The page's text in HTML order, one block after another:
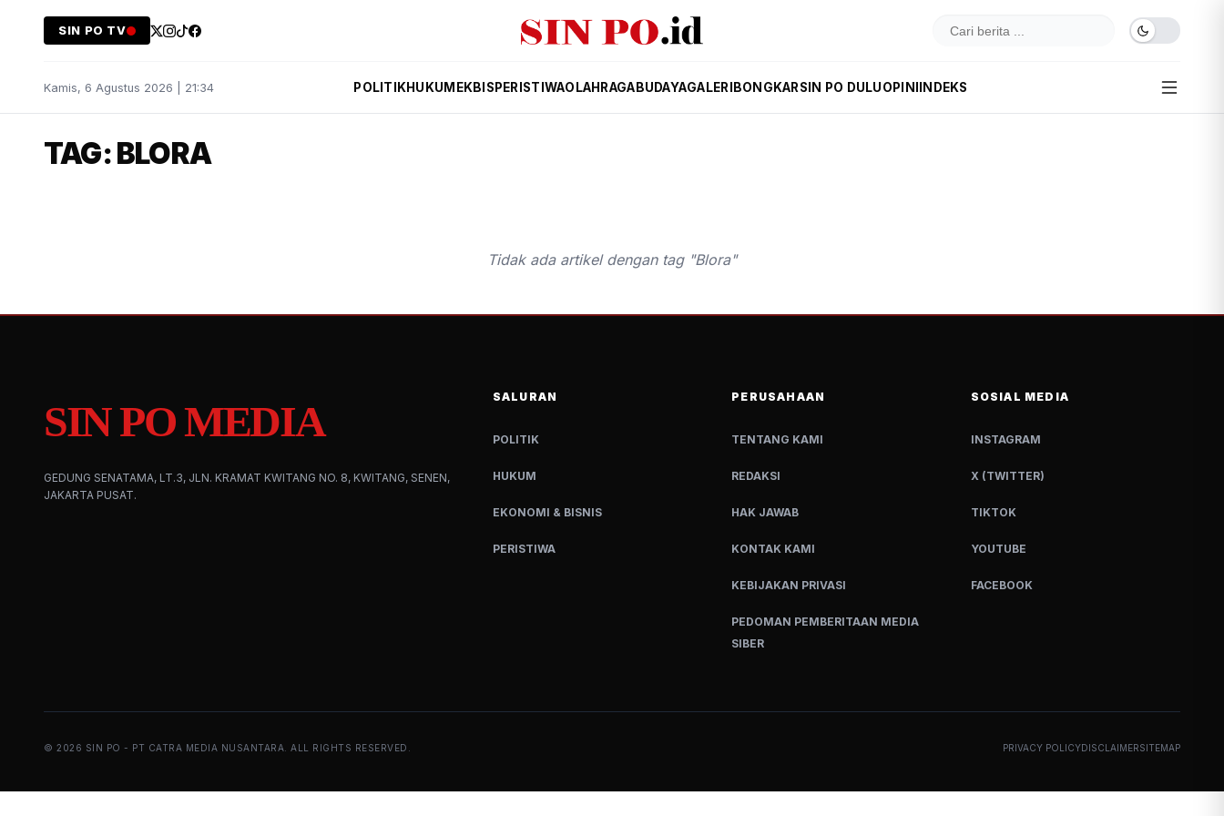
SIN PO TV
Kamis, 6 Agustus 2026 | 21:34 POLITIKHUKUM EKBIS PERISTIWAOLAHRAGA BUDAYAGALERI BONGKARSIN PO DULUOPINI INDEKS
TAG: BLORA
Tidak ada artikel dengan tag "Blora"
SIN PO MEDIA
GEDUNG SENATAMA, LT.3, JLN. KRAMAT KWITANG NO. 8, KWITANG, SENEN,
JAKARTA PUSAT.
SALURAN
POLITIK
HUKUM
EKONOMI & BISNIS
PERISTIWA
PERUSAHAAN
TENTANG KAMI
REDAKSI
HAK JAWAB
KONTAK KAMI
KEBIJAKAN PRIVASI
PEDOMAN PEMBERITAAN MEDIA
SIBER
SOSIAL MEDIA
INSTAGRAM
X (TWITTER)
TIKTOK
YOUTUBE
FACEBOOK
© 2026 SIN PO - PT CATRA MEDIA NUSANTARA. ALL RIGHTS RESERVED. PRIVACY POLICYDISCLAIMERSITEMAP